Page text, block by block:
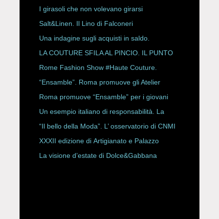
ESPY Awards 2026
I girasoli che non volevano girarsi
Salt&Linen. Il Lino di Falconeri
Una indagine sugli acquisti in saldo.
LA COUTURE SFILA AL PINCIO. IL PUNTO
CON ALESSANDRO ONORATO E
ROBERTA ANGELILLI
Rome Fashion Show #Haute Couture.
“Ensamble”. Roma promuove gli Atelier
Storici
Roma promuove “Ensamble” per i giovani
Un esempio italiano di responsabilità. La
Rete Slow Fiber
“Il bello della Moda”. L’ osservatorio di CNMI
XXXII edizione di Artigianato e Palazzo
La visione d’estate di Dolce&Gabbana